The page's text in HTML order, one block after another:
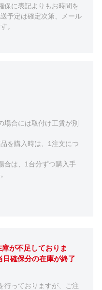
保に表記よりもお時間を
予定は確定次第、メール
。
場合には取付け工賃が別
を購入時は、1注文につ
合は、1台分ずつ購入手
が不足しておりま
確保分の在庫が終了
行っておりますが、ご注